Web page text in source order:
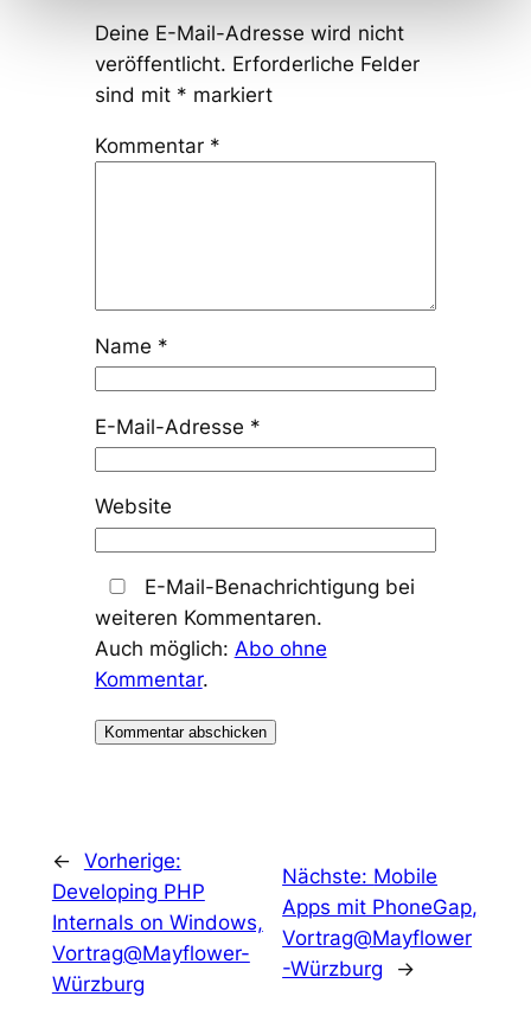
Deine E-Mail-Adresse wird nicht
veröffentlicht. Erforderliche Felder
sind mit * markiert
Kommentar *
Name *
E-Mail-Adresse *
Website
E-Mail-Benachrichtigung bei
weiteren Kommentaren.
Auch möglich: Abo ohne
Kommentar.
← Vorherige:
Developing PHP
Internals on Windows,
Vortrag@Mayflower-
Würzburg
Nächste: Mobile
Apps mit PhoneGap,
Vortrag@Mayflower
-Würzburg
→